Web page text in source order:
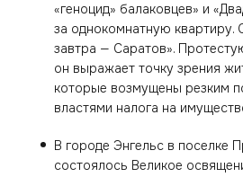
«геноцид» балаковцев» и
за однокомнатную квартиру.
завтра — Саратов».
он выражает точку зрения
которые возмущены резким
властями налога на
В городе Энгельс в поселке
состоялось Великое